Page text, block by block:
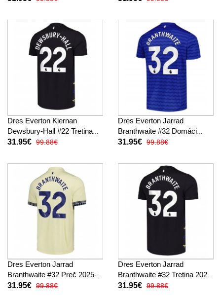
Dres Everton Kiernan
Dewsbury-Hall #22 Tretina
2025-26 Krátky Rukáv
31.95€ 99.88€
Dres Everton Jarrad
Branthwaite #32 Domáci
2025-26 Krátky Rukáv
31.95€ 99.88€
Dres Everton Jarrad
Branthwaite #32 Preč 2025-
26 Krátky Rukáv
31.95€ 99.88€
Dres Everton Jarrad
Branthwaite #32 Tretina 2025-
26 Krátky Rukáv
31.95€ 99.88€